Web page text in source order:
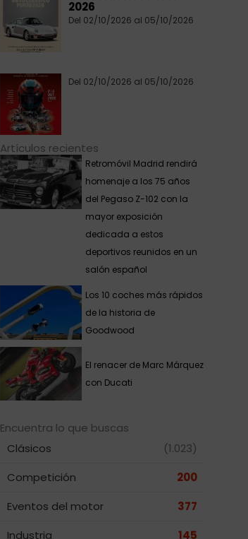
2026
Del 02/10/2026 al 05/10/2026
Del 02/10/2026 al 05/10/2026
Artículos recientes
Retromóvil Madrid rendirá
homenaje a los 75 años
del Pegaso Z-102 con la
mayor exposición
dedicada a estos
deportivos reunidos en un
salón español
Los 10 coches más rápidos
de la historia de
Goodwood
El renacer de Marc Márquez
con Ducati
Encuentra lo que buscas
Clásicos
(1.023)
Competición
200
Eventos del motor
377
Industria
145